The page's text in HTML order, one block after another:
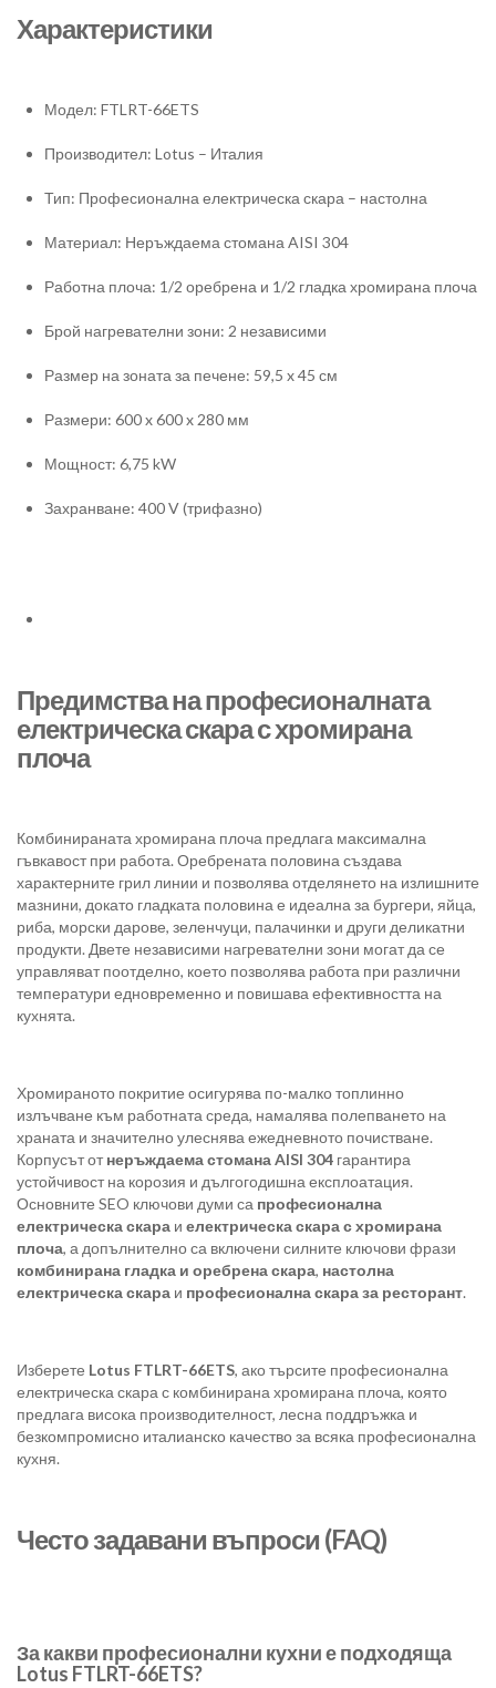
Характеристики
Модел: FTLRT-66ETS
Производител: Lotus – Италия
Тип: Професионална електрическа скара – настолна
Материал: Неръждаема стомана AISI 304
Работна плоча: 1/2 оребрена и 1/2 гладка хромирана плоча
Брой нагревателни зони: 2 независими
Размер на зоната за печене: 59,5 x 45 см
Размери: 600 x 600 x 280 мм
Мощност: 6,75 kW
Захранване: 400 V (трифазно)
Предимства на професионалната
електрическа скара с хромирана
плоча
Комбинираната хромирана плоча предлага максимална
гъвкавост при работа. Оребрената половина създава
характерните грил линии и позволява отделянето на излишните
мазнини, докато гладката половина е идеална за бургери, яйца,
риба, морски дарове, зеленчуци, палачинки и други деликатни
продукти. Двете независими нагревателни зони могат да се
управляват поотделно, което позволява работа при различни
температури едновременно и повишава ефективността на
кухнята.
Хромираното покритие осигурява по-малко топлинно
излъчване към работната среда, намалява полепването на
храната и значително улеснява ежедневното почистване.
Корпусът отнеръждаема стомана AISI 304 гарантира
устойчивост на корозия и дългогодишна експлоатация.
Основните SEO ключови думи са професионална
електрическа скара и електрическа скара с хромирана
плоча, а допълнително са включени силните ключови фрази
комбинирана гладка и оребрена скара, настолна
електрическа скара и професионална скара за ресторант.
Изберете Lotus FTLRT-66ETS, ако търсите професионална
електрическа скара с комбинирана хромирана плоча, която
предлага висока производителност, лесна поддръжка и
безкомпромисно италианско качество за всяка професионална
кухня.
Често задавани въпроси (FAQ)
За какви професионални кухни е подходяща
Lotus FTLRT-66ETS?